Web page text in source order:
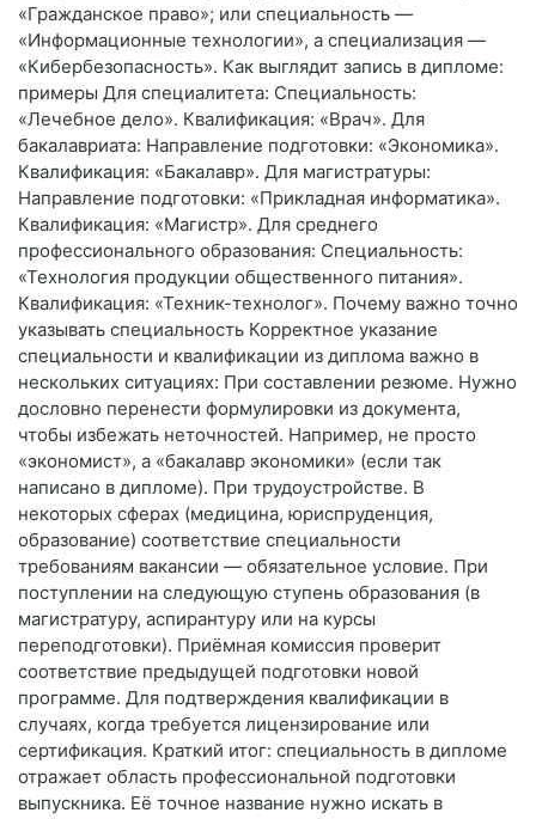
«Гражданское право»; или специальность —
«Информационные технологии», а специализация —
«Кибербезопасность». Как выглядит запись в дипломе:
примеры Для специалитета: Специальность:
«Лечебное дело». Квалификация: «Врач». Для
бакалавриата: Направление подготовки: «Экономика».
Квалификация: «Бакалавр». Для магистратуры:
Направление подготовки: «Прикладная информатика».
Квалификация: «Магистр». Для среднего
профессионального образования: Специальность:
«Технология продукции общественного питания».
Квалификация: «Техник-технолог». Почему важно точно
указывать специальность Корректное указание
специальности и квалификации из диплома важно в
нескольких ситуациях: При составлении резюме. Нужно
дословно перенести формулировки из документа,
чтобы избежать неточностей. Например, не просто
«экономист», а «бакалавр экономики» (если так
написано в дипломе). При трудоустройстве. В
некоторых сферах (медицина, юриспруденция,
образование) соответствие специальности
требованиям вакансии — обязательное условие. При
поступлении на следующую ступень образования (в
магистратуру, аспирантуру или на курсы
переподготовки). Приёмная комиссия проверит
соответствие предыдущей подготовки новой
программе. Для подтверждения квалификации в
случаях, когда требуется лицензирование или
сертификация. Краткий итог: специальность в дипломе
отражает область профессиональной подготовки
выпускника. Её точное название нужно искать в